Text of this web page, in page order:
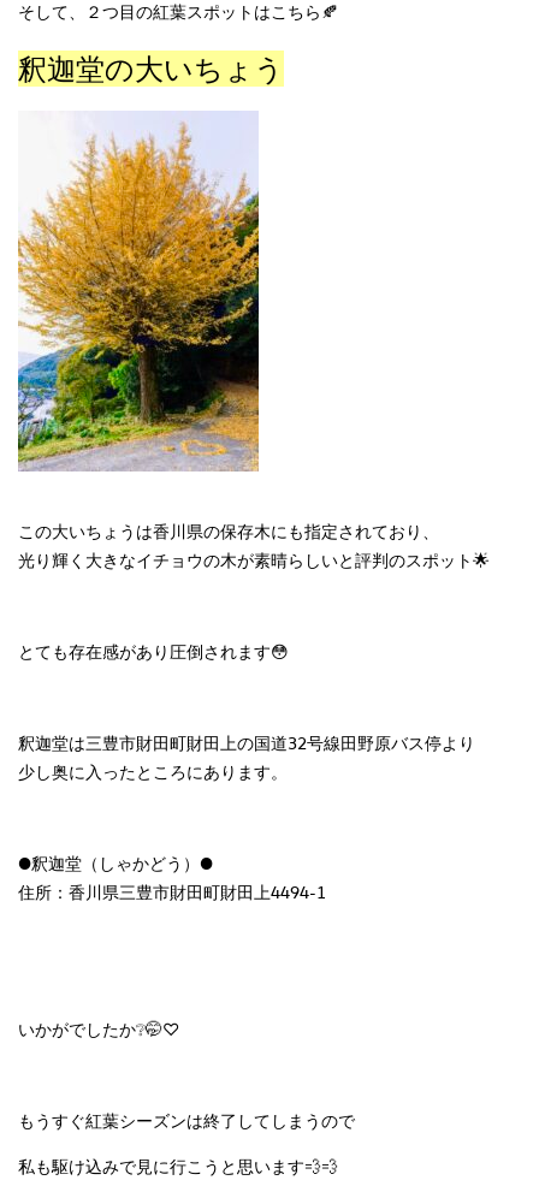
そして、２つ目の紅葉スポットはこちら🍂
釈迦堂の大いちょう
この大いちょうは香川県の保存木にも指定されており、
光り輝く大きなイチョウの木が素晴らしいと評判のスポット🌟
とても存在感があり圧倒されます😳
釈迦堂は三豊市財田町財田上の国道32号線田野原バス停より
少し奥に入ったところにあります。
●釈迦堂（しゃかどう）●
住所：香川県三豊市財田町財田上4494-1
いかがでしたか❔🤭♡
もうすぐ紅葉シーズンは終了してしまうので
私も駆け込みで見に行こうと思います💨💨